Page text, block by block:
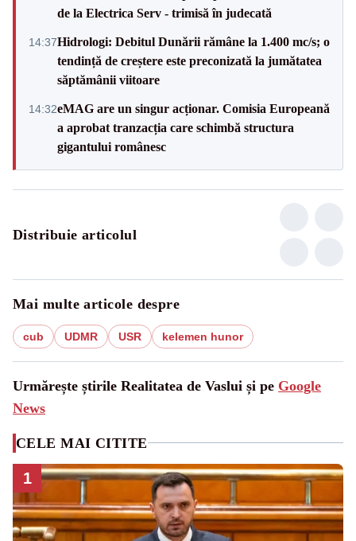
de la Electrica Serv - trimisă în judecată
14:37Hidrologi: Debitul Dunării rămâne la 1.400 mc/s; o
tendință de creștere este preconizată la jumătatea
săptămânii viitoare
14:32eMAG are un singur acționar. Comisia Europeană
a aprobat tranzacția care schimbă structura
gigantului românesc
Distribuie articolul
Mai multe articole despre
cub UDMR USR kelemen hunor
Urmărește știrile Realitatea de Vaslui și pe Google
News
CELE MAI CITITE
1